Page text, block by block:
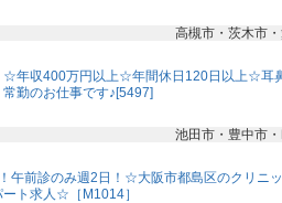
高槻市・茨木市
☆年収400万円以上☆年間休日120日以上☆耳
常勤のお仕事です♪[5497]
池田市・豊中市
午前診のみ週2日！☆大阪市都島区のクリニ
ト求人☆［M1014］